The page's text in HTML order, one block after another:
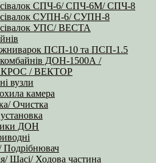
сівалок СПЧ-6/ СПЧ-6М/ СПЧ-8
сівалок СУПН-6/ СУПН-8
сівалок УПС/ ВЕСТА
жниварок ПСП-10 та ПСП-1.5
комбайнів ДОН-1500А /
/ ВЕКТОР
вузли
камера
Очистка
ДОН
Подрібнювач
Шасі/ Ходова частина